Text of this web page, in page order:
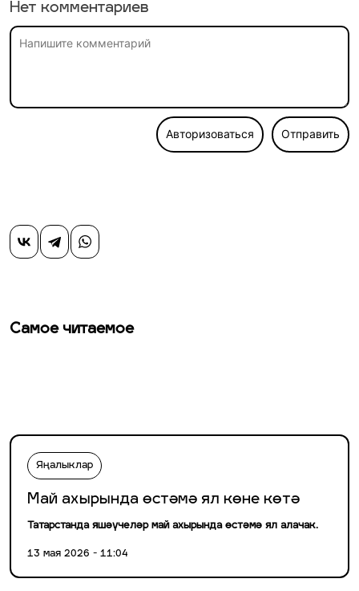
Нет комментариев
Авторизоваться Отправить
Самое читаемое
Яңалыклар
Май ахырында өстәмә ял көне көтә
Татарстанда яшәүчеләр май ахырында өстәмә ял алачак.
13 мая 2026 - 11:04